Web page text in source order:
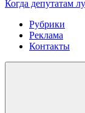
Когда депутатам
Рубрики
Реклама
Контакты